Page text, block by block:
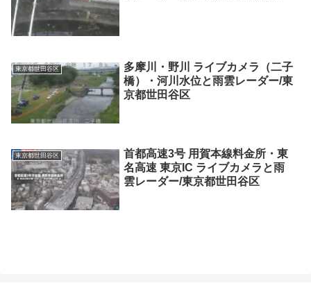
東京都世田谷区
多摩川・野川 ライブカメラ（二子
橋）・河川水位と雨雲レーダー/東
京都世田谷区
東京都世田谷区
首都高速3号 用賀本線料金所・東
名高速 東京IC ライブカメラと雨
雲レーダー/東京都世田谷区